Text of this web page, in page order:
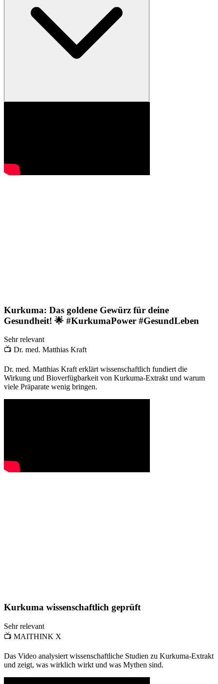
Kurkuma: Das goldene Gewürz für deine
Gesundheit! 🌟 #KurkumaPower #GesundLeben
Sehr relevant
📺 Dr. med. Matthias Kraft
Dr. med. Matthias Kraft erklärt wissenschaftlich fundiert die
Wirkung und Bioverfügbarkeit von Kurkuma-Extrakt und warum
viele Präparate wenig bringen.
Kurkuma wissenschaftlich geprüft
Sehr relevant
📺 MAITHINK X
Das Video analysiert wissenschaftliche Studien zu Kurkuma-Extrakt
und zeigt, was wirklich wirkt und was Mythen sind.